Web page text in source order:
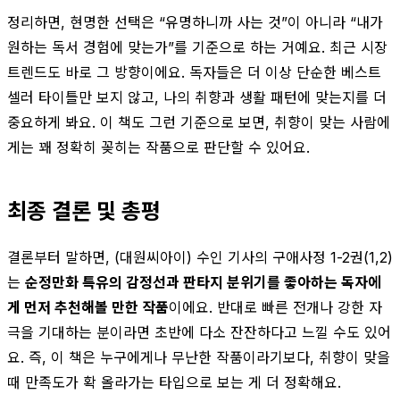
정리하면, 현명한 선택은 “유명하니까 사는 것”이 아니라 “내가
원하는 독서 경험에 맞는가”를 기준으로 하는 거예요. 최근 시장
트렌드도 바로 그 방향이에요. 독자들은 더 이상 단순한 베스트
셀러 타이틀만 보지 않고, 나의 취향과 생활 패턴에 맞는지를 더
중요하게 봐요. 이 책도 그런 기준으로 보면, 취향이 맞는 사람에
게는 꽤 정확히 꽂히는 작품으로 판단할 수 있어요.
최종 결론 및 총평
결론부터 말하면, (대원씨아이) 수인 기사의 구애사정 1-2권(1,2)
는 순정만화 특유의 감정선과 판타지 분위기를 좋아하는 독자에
게 먼저 추천해볼 만한 작품이에요. 반대로 빠른 전개나 강한 자
극을 기대하는 분이라면 초반에 다소 잔잔하다고 느낄 수도 있어
요. 즉, 이 책은 누구에게나 무난한 작품이라기보다, 취향이 맞을
때 만족도가 확 올라가는 타입으로 보는 게 더 정확해요.